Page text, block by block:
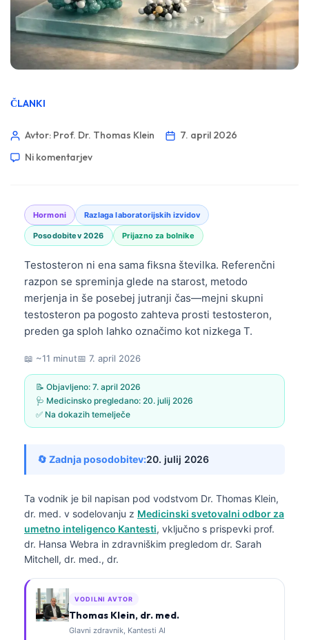
ČLANKI
Avtor: Prof. Dr. Thomas Klein
7. april 2026
Ni komentarjev
Hormoni Razlaga laboratorijskih izvidov
Posodobitev 2026 Prijazno za bolnike
Testosteron ni ena sama fiksna številka. Referenčni
razpon se spreminja glede na starost, metodo
merjenja in še posebej jutranji čas—mejni skupni
testosteron pa pogosto zahteva prosti testosteron,
preden ga sploh lahko označimo kot nizkega T.
📖 ~11 minut📅 7. april 2026
📝 Objavljeno: 7. april 2026
🩺 Medicinsko pregledano: 20. julij 2026
✅ Na dokazih temelječe
🔄 Zadnja posodobitev:20. julij 2026
Ta vodnik je bil napisan pod vodstvom Dr. Thomas Klein,
dr. med. v sodelovanju z Medicinski svetovalni odbor za
umetno inteligenco Kantesti, vključno s prispevki prof.
dr. Hansa Webra in zdravniškim pregledom dr. Sarah
Mitchell, dr. med., dr.
VODILNI AVTOR
Thomas Klein, dr. med.
Glavni zdravnik, Kantesti AI